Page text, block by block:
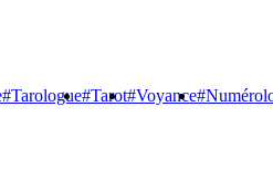
#Tarologue#Tarot#Voyance